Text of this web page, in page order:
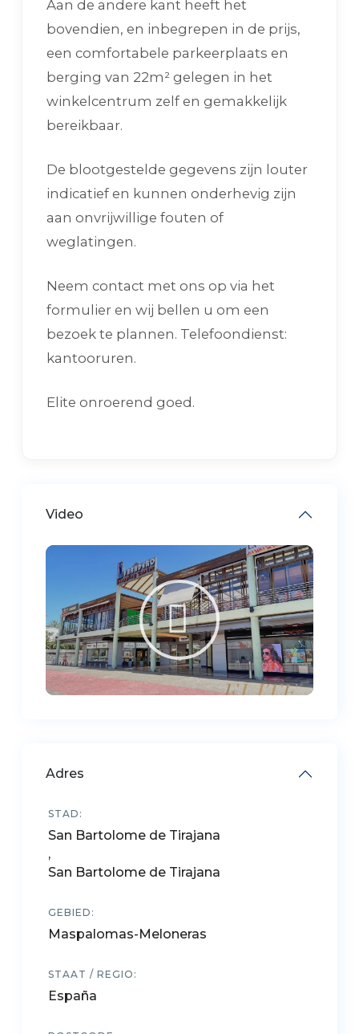
Aan de andere kant heeft het
bovendien, en inbegrepen in de prijs,
een comfortabele parkeerplaats en
berging van 22m² gelegen in het
winkelcentrum zelf en gemakkelijk
bereikbaar.
De blootgestelde gegevens zijn louter
indicatief en kunnen onderhevig zijn
aan onvrijwillige fouten of
weglatingen.
Neem contact met ons op via het
formulier en wij bellen u om een
bezoek te plannen. Telefoondienst:
kantooruren.
Elite onroerend goed.
Video
Adres
STAD:
San Bartolome de Tirajana
,
San Bartolome de Tirajana
GEBIED:
Maspalomas-Meloneras
STAAT / REGIO:
España